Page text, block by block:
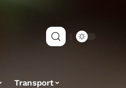
Transport